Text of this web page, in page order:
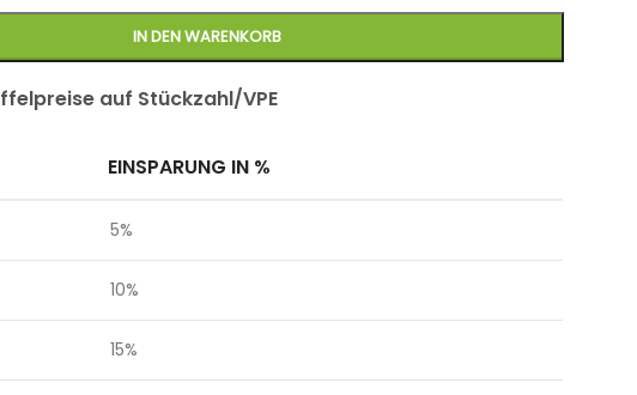
IN DEN WARENKORB
auf Stückzahl/VPE
EINSPARUNG IN %
5%
10%
15%